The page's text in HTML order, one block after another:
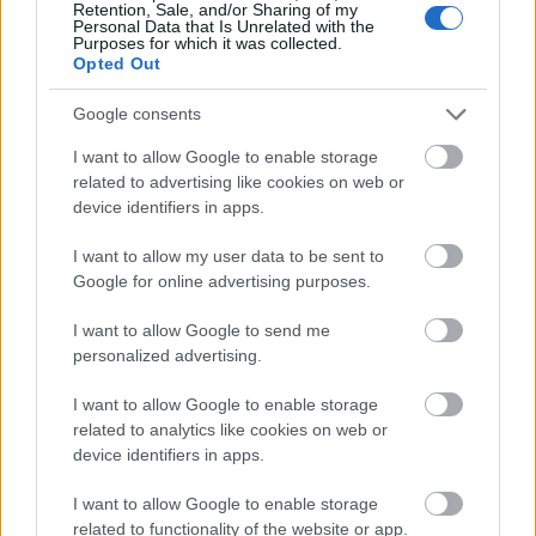
Retention, Sale, and/or Sharing of my
Personal Data that Is Unrelated with the
Purposes for which it was collected.
Opted Out
Google consents
I want to allow Google to enable storage
related to advertising like cookies on web or
device identifiers in apps.
I want to allow my user data to be sent to
Google for online advertising purposes.
I want to allow Google to send me
personalized advertising.
I want to allow Google to enable storage
related to analytics like cookies on web or
device identifiers in apps.
I want to allow Google to enable storage
related to functionality of the website or app.
vérnyomot hagyva a legendás tintafoltok
mellett. A teljesség igénye nélkül és a
visszafogott spoilermennyiség igényével: a
címszereplő ebben a négy fejezetes etapban
kisasszonyokat és megmutatja Ebenezer
Scroogenak, hogy az elmúlt karácsonyok
szelleme csak a második legrosszabb dolog a
világon.